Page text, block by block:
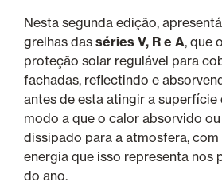
Nesta segunda edição,
grelhas das séries V, R e A, que
proteção solar regulável para
fachadas, reflectindo e
antes de esta atingir a
modo a que o calor absorvido
dissipado para a atmosfera,
energia que isso representa nos
do ano.